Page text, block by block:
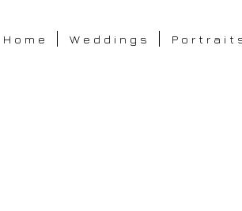
H o m e W e d d i n g s P o r t r a i t